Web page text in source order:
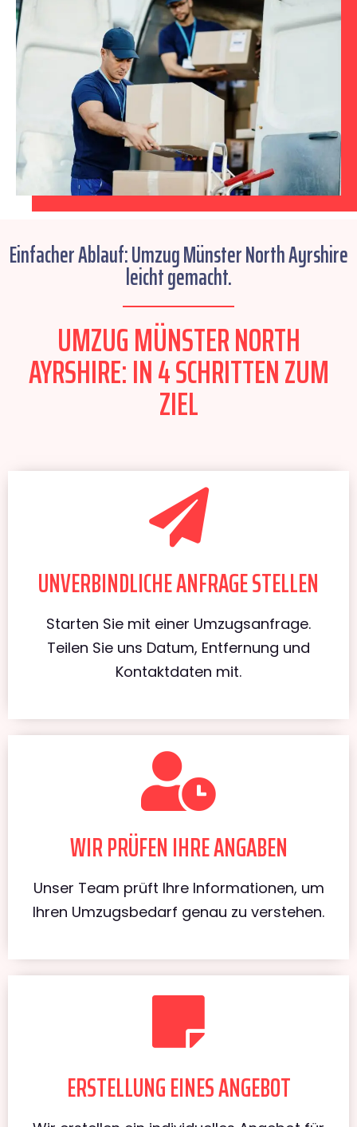
Einfacher Ablauf: Umzug Münster North Ayrshire
leicht gemacht.
UMZUG MÜNSTER NORTH
AYRSHIRE: IN 4 SCHRITTEN ZUM
ZIEL
UNVERBINDLICHE ANFRAGE STELLEN
Starten Sie mit einer Umzugsanfrage.
Teilen Sie uns Datum, Entfernung und
Kontaktdaten mit.
WIR PRÜFEN IHRE ANGABEN
Unser Team prüft Ihre Informationen, um
Ihren Umzugsbedarf genau zu verstehen.
ERSTELLUNG EINES ANGEBOT